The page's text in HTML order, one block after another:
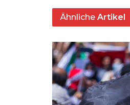
A
p
p
Ähnliche Artikel